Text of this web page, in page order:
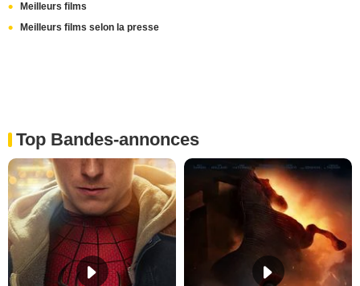
Meilleurs films
Meilleurs films selon la presse
Top Bandes-annonces